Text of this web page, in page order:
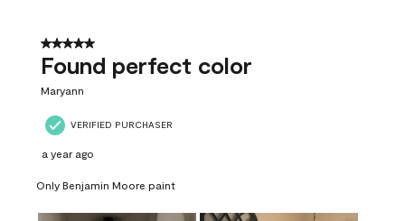
5 out of 5 stars.
Found perfect color
Maryann
VERIFIED PURCHASER
a year ago
Only Benjamin Moore paint